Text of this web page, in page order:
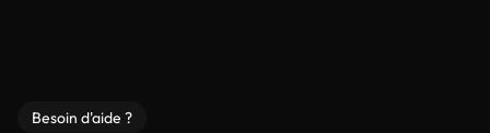
Besoin d'aide ?